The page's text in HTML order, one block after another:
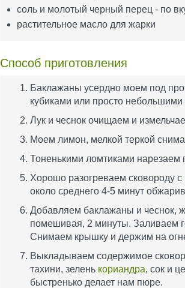
соль и молотый черный перец - по
растительное масло для жарки
Способ приготовления
Баклажаны усердно моем под
кубиками или просто небольшими
Лук и чеснок очищаем и
Моем лимон, мелкой теркой
Тоненькими ломтиками нарезаем
Хорошо разогреваем сковороду
около среднего 4-5 минут
Добавляем баклажаны и чеснок,
помешивая, 2 минуты. Заливаем
Снимаем крышку и держим на
Выкладываем содержимое
тахини, зелень кориандра, сок и
быстренько делает нам пюре.